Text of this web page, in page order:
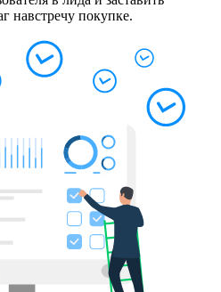
навстречу покупке.